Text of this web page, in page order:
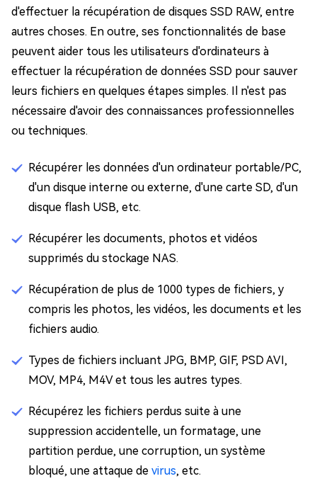
d'effectuer la récupération de disques SSD RAW, entre
autres choses. En outre, ses fonctionnalités de base
peuvent aider tous les utilisateurs d'ordinateurs à
effectuer la récupération de données SSD pour sauver
leurs fichiers en quelques étapes simples. Il n'est pas
nécessaire d'avoir des connaissances professionnelles
ou techniques.
Récupérer les données d'un ordinateur portable/PC,
d'un disque interne ou externe, d'une carte SD, d'un
disque flash USB, etc.
Récupérer les documents, photos et vidéos
supprimés du stockage NAS.
Récupération de plus de 1000 types de fichiers, y
compris les photos, les vidéos, les documents et les
fichiers audio.
Types de fichiers incluant JPG, BMP, GIF, PSD AVI,
MOV, MP4, M4V et tous les autres types.
Récupérez les fichiers perdus suite à une
suppression accidentelle, un formatage, une
partition perdue, une corruption, un système
bloqué, une attaque de virus, etc.